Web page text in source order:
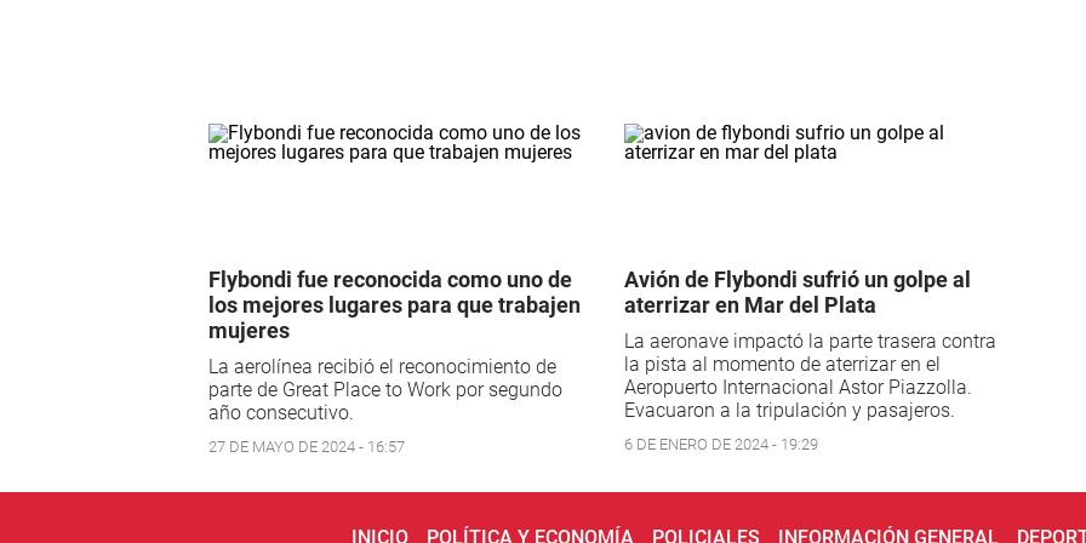
Flybondi fue reconocida como uno de
los mejores lugares para que trabajen
mujeres
La aerolínea recibió el reconocimiento de
parte de Great Place to Work por segundo
año consecutivo.
27 DE MAYO DE 2024 - 16:57
Avión de Flybondi sufrió un golpe al
aterrizar en Mar del Plata
La aeronave impactó la parte trasera contra
la pista al momento de aterrizar en el
Aeropuerto Internacional Astor Piazzolla.
Evacuaron a la tripulación y pasajeros.
6 DE ENERO DE 2024 - 19:29
INICIO POLÍTICA Y ECONOMÍA POLICIALES INFORMACIÓN GENERAL